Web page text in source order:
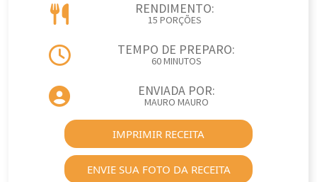
RENDIMENTO:
15 PORÇÕES
TEMPO DE PREPARO:
60 MINUTOS
ENVIADA POR:
MAURO MAURO
IMPRIMIR RECEITA
ENVIE SUA FOTO DA RECEITA